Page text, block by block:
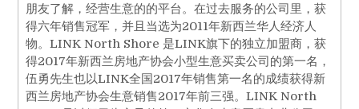
朋友了解，经营生意的的平台。在过去服务的公司里，获
得六年销售冠军，并且当选为2011年新西兰华人经济人
物。LINK North Shore 是LINK旗下的独立加盟商，获
得2017年新西兰房地产协会小型生意买卖公司的第一名，
伍勇先生也以LINK全国2017年销售第一名的成绩获得新
西兰房地产协会生意销售2017年前三强。LINK North